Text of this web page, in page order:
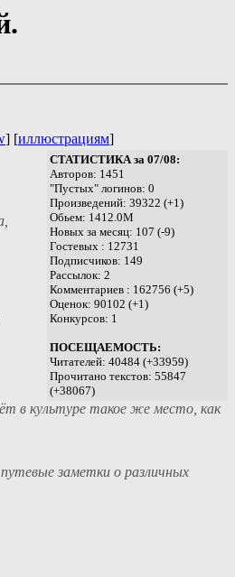
] [иллюстрациям]
СТАТИСТИКА за 07/08:
Авторов: 1451
"Пустых" логинов: 0
Произведений: 39322 (+1)
Обьем: 1412.0M
Новых за месяц: 107 (-9)
Гостевых : 12731
Подписчиков: 149
Рассылок: 2
Комментариев : 162756 (+5)
Оценок: 90102 (+1)
Конкурсов: 1
ПОСЕЩАЕМОСТЬ:
Читателей: 40484 (+33959)
Прочитано текстов: 55847
(+38067)
в культуре такое же место, как
заметки о различных